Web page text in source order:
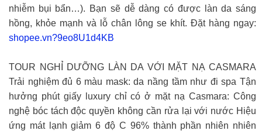
nhiễm bụi bẩn…). Bạn sẽ dễ dàng có được làn da sáng
hồng, khỏe mạnh và lỗ chân lông se khít. Đặt hàng ngay:
shopee.vn?9eo8U1d4KB
TOUR NGHỈ DƯỠNG LÀN DA VỚI MẶT NẠ CASMARA
Trải nghiệm đủ 6 màu mask: da nầng tầm như đi spa Tận
hưởng phút giấy luxury chỉ có ở mặt nạ Casmara: Công
nghệ bóc tách độc quyền không cần rửa lại với nước Hiệu
ứng mát lạnh giảm 6 độ C 96% thành phần nhiên nhiên